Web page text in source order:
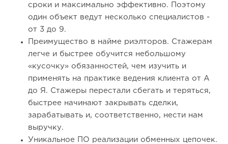
сроки и максимально эффективно. Поэтому
один объект ведут несколько специалистов -
от 3 до 9.
Преимущество в найме риэлторов. Стажерам
легче и быстрее обучится небольшому
«кусочку» обязанностей, чем изучить и
применять на практике ведения клиента от А
до Я. Стажеры перестали сбегать и теряться,
быстрее начинают закрывать сделки,
зарабатывать и, соответственно, нести нам
выручку.
Уникальное ПО реализации обменных цепочек.